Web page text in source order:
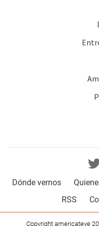
Dónde vernos
RSS
Copyright americateve